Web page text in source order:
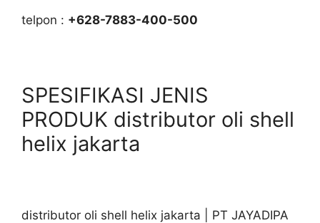
telpon : +628-7883-400-500
SPESIFIKASI JENIS
PRODUK distributor oli shell
helix jakarta
distributor oli shell helix jakarta | PT JAYADIPA